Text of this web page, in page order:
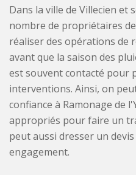
Dans la ville de Villecien et
nombre de propriétaires
réaliser des opérations de
avant que la saison des
est souvent contacté pour
interventions. Ainsi, on
confiance à Ramonage de
appropriés pour faire un
peut aussi dresser un
engagement.